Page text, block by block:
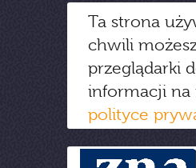
Ta strona
chwili
przeglądarki
informacji na
polityce